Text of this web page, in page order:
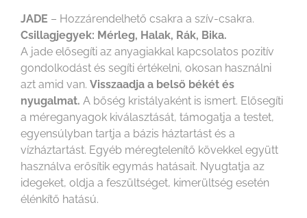
JADE – Hozzárendelhető csakra a szív-csakra.
Csillagjegyek: Mérleg, Halak, Rák, Bika.
A jade elősegíti az anyagiakkal kapcsolatos pozitív
gondolkodást és segíti értékelni, okosan használni
azt amid van. Visszaadja a belső békét és
nyugalmat. A bőség kristályaként is ismert. Elősegíti
a méreganyagok kiválasztását, támogatja a testet,
egyensúlyban tartja a bázis háztartást és a
vízháztartást. Egyéb méregtelenítő kövekkel együtt
használva erősítik egymás hatásait. Nyugtatja az
idegeket, oldja a feszültséget, kimerültség esetén
élénkítő hatású.